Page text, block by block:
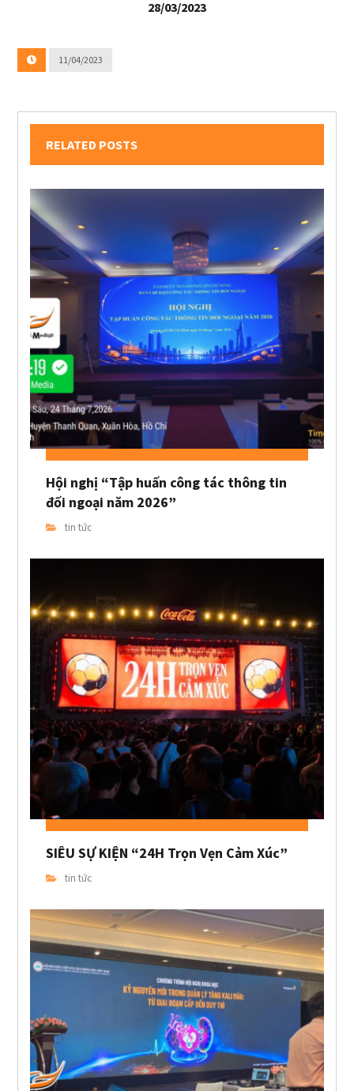
28/03/2023
11/04/2023
RELATED POSTS
Hội nghị “Tập huấn công tác thông tin
đối ngoại năm 2026”
tin tức
SIÊU SỰ KIỆN “24H Trọn Vẹn Cảm Xúc”
tin tức